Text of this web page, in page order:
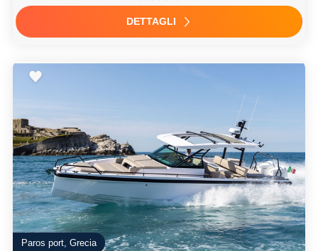
DETTAGLI
Paros port, Grecia